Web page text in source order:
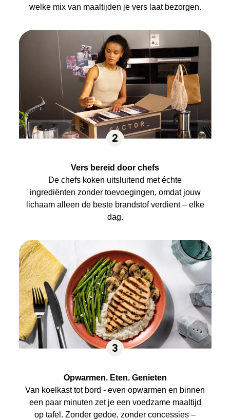
welke mix van maaltijden je vers laat bezorgen.
Vers bereid door chefs
De chefs koken uitsluitend met échte
ingrediënten zonder toevoegingen, omdat jouw
lichaam alleen de beste brandstof verdient – elke
dag.
Opwarmen. Eten. Genieten
Van koelkast tot bord - even opwarmen en binnen
een paar minuten zet je een voedzame maaltijd
op tafel. Zonder gedoe, zonder concessies –